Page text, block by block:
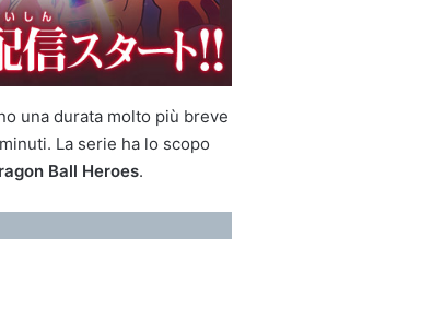
una durata molto più breve
La serie ha lo scopo
Ball Heroes.